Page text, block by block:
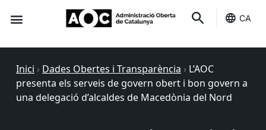
CA
Inici › Dades Obertes i Transparència › L’AOC
presenta els serveis de govern obert i bon govern a
una delegació d’alcaldes de Macedònia del Nord